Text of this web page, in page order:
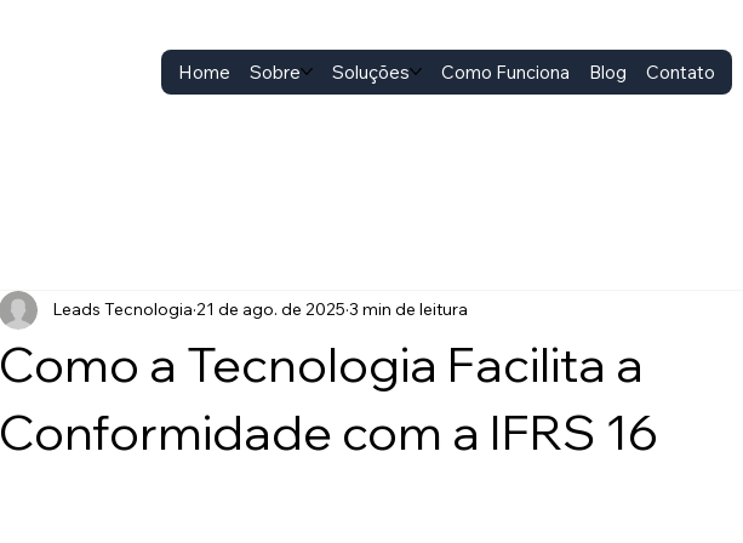
Home Sobre Soluções Como Funciona Blog Contato
Como a Tecnologia Facilita a
Conformidade com a IFRS 16
Leads Tecnologia 21 de ago. de 2025 3 min de leitura